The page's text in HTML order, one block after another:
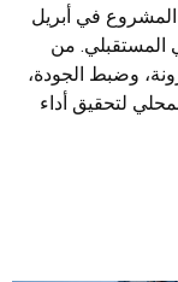
المشروع في أبريل
المستقبلي. من
وضبط الجودة،
لتحقيق أداء